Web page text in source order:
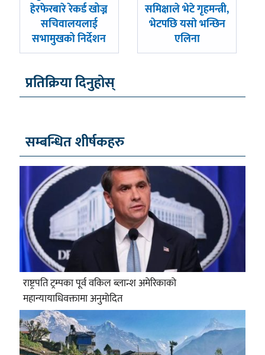
-
हेरफेरबारे रेकर्ड खोज्न
सचिवालयलाई
सभामुखको निर्देशन
-
समिक्षाले भेटे गृहमन्त्री,
भेटपछि यसाे भन्छिन
एलिना
प्रतिक्रिया दिनुहोस्
सम्बन्धित शीर्षकहरु
राष्ट्रपति ट्रम्पका पूर्व वकिल ब्लान्श अमेरिकाको
महान्यायाधिवक्तामा अनुमोदित